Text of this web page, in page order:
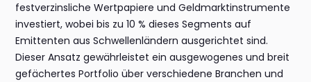
festverzinsliche Wertpapiere und Geldmarktinstrumente
investiert, wobei bis zu 10 % dieses Segments auf
Emittenten aus Schwellenländern ausgerichtet sind.
Dieser Ansatz gewährleistet ein ausgewogenes und breit
gefächertes Portfolio über verschiedene Branchen und